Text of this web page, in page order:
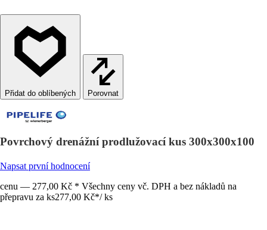
Porovnat
Povrchový drenážní prodlužovací kus 300x300x100
Napsat první hodnocení
cenu — 277,00 Kč * Všechny ceny vč. DPH a bez nákladů na
přepravu za ks277,00 Kč*/ ks